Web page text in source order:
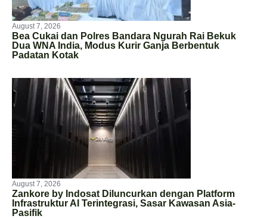
August 7, 2026
Bea Cukai dan Polres Bandara Ngurah Rai Bekuk
Dua WNA India, Modus Kurir Ganja Berbentuk
Padatan Kotak
August 7, 2026
Zankore by Indosat Diluncurkan dengan Platform
Infrastruktur AI Terintegrasi, Sasar Kawasan Asia-
Pasifik